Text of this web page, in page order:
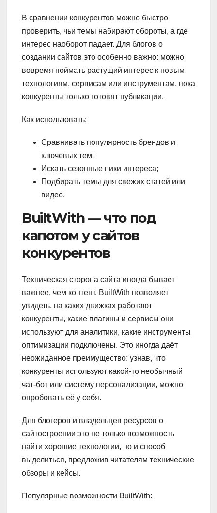
В сравнении конкурентов можно быстро
проверить, чьи темы набирают обороты, а где
интерес наоборот падает. Для блогов о
создании сайтов это особенно важно: можно
вовремя поймать растущий интерес к новым
технологиям, сервисам или инструментам, пока
конкуренты только готовят публикации.
Как использовать:
Сравнивать популярность брендов и
ключевых тем;
Искать сезонные пики интереса;
Подбирать темы для свежих статей или
видео.
BuiltWith — что под
капотом у сайтов
конкурентов
Техническая сторона сайта иногда бывает
важнее, чем контент. BuiltWith позволяет
увидеть, на каких движках работают
конкуренты, какие плагины и сервисы они
используют для аналитики, какие инструменты
оптимизации подключены. Это иногда даёт
неожиданное преимущество: узнав, что
конкуренты используют какой-то необычный
чат-бот или систему персонализации, можно
опробовать её у себя.
Для блогеров и владельцев ресурсов о
сайтостроении это не только возможность
найти хорошие технологии, но и способ
выделиться, предложив читателям технические
обзоры и кейсы.
Популярные возможности BuiltWith: